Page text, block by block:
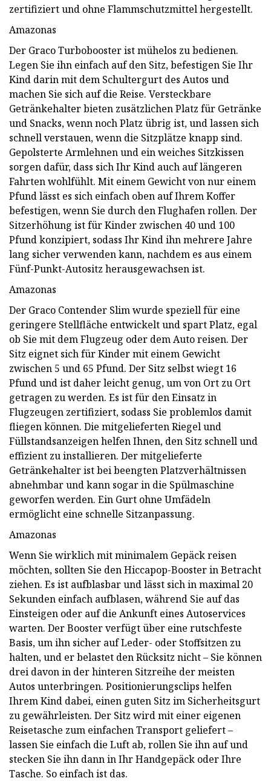
zertifiziert und ohne Flammschutzmittel hergestellt.
Amazonas
Der Graco Turbobooster ist mühelos zu bedienen.
Legen Sie ihn einfach auf den Sitz, befestigen Sie Ihr
Kind darin mit dem Schultergurt des Autos und
machen Sie sich auf die Reise. Versteckbare
Getränkehalter bieten zusätzlichen Platz für Getränke
und Snacks, wenn noch Platz übrig ist, und lassen sich
schnell verstauen, wenn die Sitzplätze knapp sind.
Gepolsterte Armlehnen und ein weiches Sitzkissen
sorgen dafür, dass sich Ihr Kind auch auf längeren
Fahrten wohlfühlt. Mit einem Gewicht von nur einem
Pfund lässt es sich einfach oben auf Ihrem Koffer
befestigen, wenn Sie durch den Flughafen rollen. Der
Sitzerhöhung ist für Kinder zwischen 40 und 100
Pfund konzipiert, sodass Ihr Kind ihn mehrere Jahre
lang sicher verwenden kann, nachdem es aus einem
Fünf-Punkt-Autositz herausgewachsen ist.
Amazonas
Der Graco Contender Slim wurde speziell für eine
geringere Stellfläche entwickelt und spart Platz, egal
ob Sie mit dem Flugzeug oder dem Auto reisen. Der
Sitz eignet sich für Kinder mit einem Gewicht
zwischen 5 und 65 Pfund. Der Sitz selbst wiegt 16
Pfund und ist daher leicht genug, um von Ort zu Ort
getragen zu werden. Es ist für den Einsatz in
Flugzeugen zertifiziert, sodass Sie problemlos damit
fliegen können. Die mitgelieferten Riegel und
Füllstandsanzeigen helfen Ihnen, den Sitz schnell und
effizient zu installieren. Der mitgelieferte
Getränkehalter ist bei beengten Platzverhältnissen
abnehmbar und kann sogar in die Spülmaschine
geworfen werden. Ein Gurt ohne Umfädeln
ermöglicht eine schnelle Sitzanpassung.
Amazonas
Wenn Sie wirklich mit minimalem Gepäck reisen
möchten, sollten Sie den Hiccapop-Booster in Betracht
ziehen. Es ist aufblasbar und lässt sich in maximal 20
Sekunden einfach aufblasen, während Sie auf das
Einsteigen oder auf die Ankunft eines Autoservices
warten. Der Booster verfügt über eine rutschfeste
Basis, um ihn sicher auf Leder- oder Stoffsitzen zu
halten, und er belastet den Rücksitz nicht – Sie können
drei davon in der hinteren Sitzreihe der meisten
Autos unterbringen. Positionierungsclips helfen
Ihrem Kind dabei, einen guten Sitz im Sicherheitsgurt
zu gewährleisten. Der Sitz wird mit einer eigenen
Reisetasche zum einfachen Transport geliefert –
lassen Sie einfach die Luft ab, rollen Sie ihn auf und
stecken Sie ihn dann in Ihr Handgepäck oder Ihre
Tasche. So einfach ist das.